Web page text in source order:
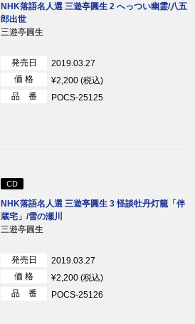
NHK落語名人選 三遊亭圓生 2 へっつい幽霊/八五
郎出世
三遊亭圓生
発売日
2019.03.27
価 格
¥2,200 (税込)
品 番
POCS-25125
CD
NHK落語名人選 三遊亭圓生 3 怪談牡丹灯籠「伴
蔵宅」/雪の瀬川
三遊亭圓生
発売日
2019.03.27
価 格
¥2,200 (税込)
品 番
POCS-25126